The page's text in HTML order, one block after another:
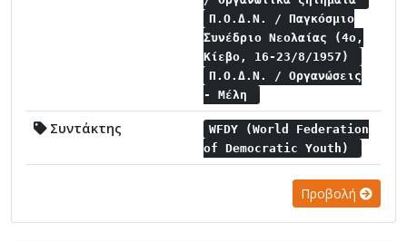
Π.Ο.Δ.Ν. / Παγκόσμιο
Συνέδριο Νεολαίας (4ο,
Κίεβο, 16-23/8/1957)
Π.Ο.Δ.Ν. / Οργανώσεις
- Μέλη
Συντάκτης
WFDY (World Federation
of Democratic Youth)
Προβολή